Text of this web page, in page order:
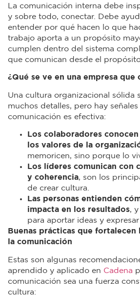
La comunicación interna debe
y sobre todo, conectar. Debe
entender por qué hacen lo que
trabajo aporta a un propósito
cumplen dentro del sistema
que comunican desde el
¿Qué se ve en una empresa que
Una cultura organizacional sólida
muchos detalles, pero hay
comunicación es efectiva:
Los colaboradores
los valores de la
memoricen, sino porque lo
Los líderes comunican con
y coherencia, son los
de crear cultura.
Las personas entienden
impacta en los resultados,
para aportar ideas y
Buenas prácticas que fortalecen
la comunicación
Estas son algunas
aprendido y aplicado en Cadena
comunicación sea una fuerza
cultura: